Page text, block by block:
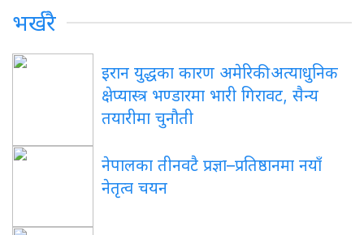
भर्खरै
इरान युद्धका कारण अमेरिकी अत्याधुनिक
क्षेप्यास्त्र भण्डारमा भारी गिरावट, सैन्य
तयारीमा चुनौती
नेपालका तीनवटै प्रज्ञा–प्रतिष्ठानमा नयाँ
नेतृत्व चयन